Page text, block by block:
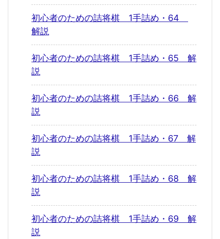
初心者のための詰将棋 1手詰め・64
解説
初心者のための詰将棋 1手詰め・65 解
説
初心者のための詰将棋 1手詰め・66 解
説
初心者のための詰将棋 1手詰め・67 解
説
初心者のための詰将棋 1手詰め・68 解
説
初心者のための詰将棋 1手詰め・69 解
説